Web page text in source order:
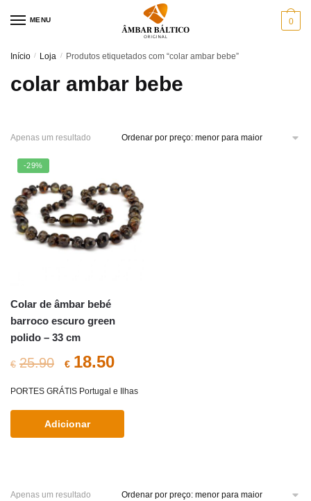
MENU 0
Início / Loja / Produtos etiquetados com “colar ambar bebe”
colar ambar bebe
Apenas um resultado
-29%
Colar de âmbar bebé
barroco escuro green
polido – 33 cm
€ 25.90
O
preço
original
era:
€ 18.50O
preço
atual
é:
PORTES GRÁTIS Portugal e Ilhas
Adicionar
Apenas um resultado